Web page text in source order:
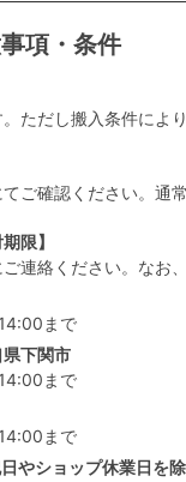
項・条件
ただし搬入条件によ
ご確認ください。通
限】
連絡ください。なお
まで
下関市
まで
まで
やショップ休業日を